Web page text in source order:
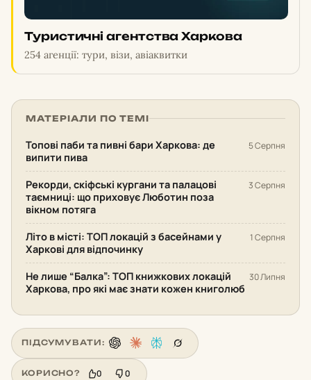
Туристичні агентства Харкова
254 агенції: тури, візи, авіаквитки
МАТЕРІАЛИ ПО ТЕМІ
Топові паби та пивні бари Харкова: де
випити пива
5 Серпня
Рекорди, скіфські кургани та палацові
таємниці: що приховує Люботин поза
вікном потяга
3 Серпня
Літо в місті: ТОП локацій з басейнами у
Харкові для відпочинку
1 Серпня
Не лише “Балка”: ТОП книжкових локацій
Харкова, про які має знати кожен книголюб
30 Липня
ПІДСУМУВАТИ:
КОРИСНО? 0 0